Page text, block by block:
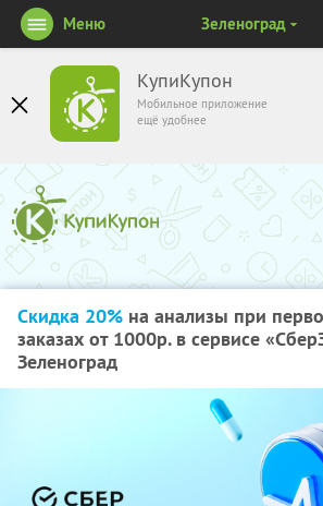
КупиКупон
Мобильное приложение
ещё удобнее
Меню Зеленоград
Скидка 20% на анализы при
заказах от 1000р. в сервисе
Зеленоград